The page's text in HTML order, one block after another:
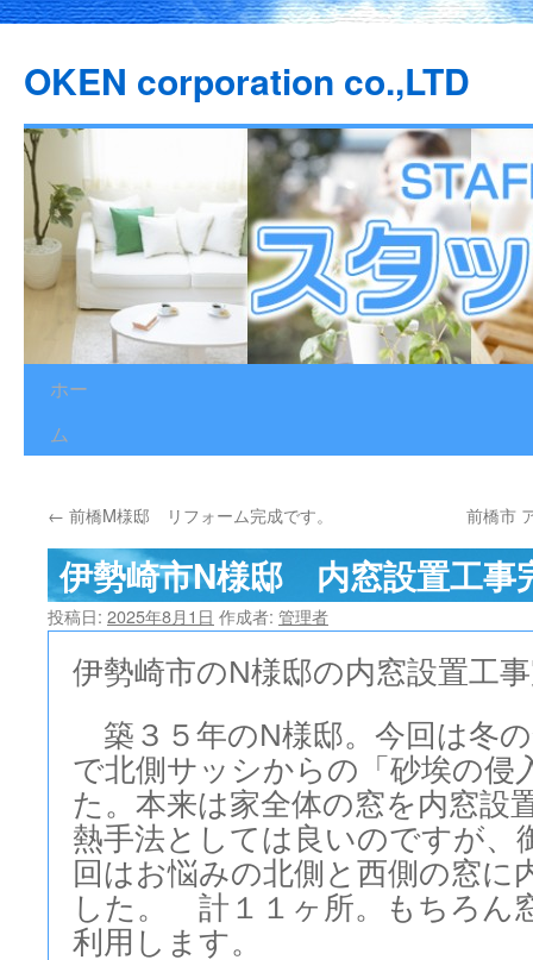
OKEN corporation co.,LTD
ン
へ
ホー
ム
← 前橋M様邸 リフォーム完成です。 前橋市
伊勢崎市N様邸 内窓設置工事
投稿日: 2025年8月1日 作成者: 管理者
伊勢崎市のN様邸の内窓設置工
築３５年のN様邸。今回は冬
で北側サッシからの「砂埃の侵
た。本来は家全体の窓を内窓設
熱手法としては良いのですが、
回はお悩みの北側と西側の窓に
した。 計１１ヶ所。もちろん
利用します。